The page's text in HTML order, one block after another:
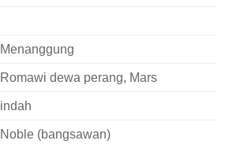
Menanggung
Romawi dewa perang, Mars
indah
Noble (bangsawan)